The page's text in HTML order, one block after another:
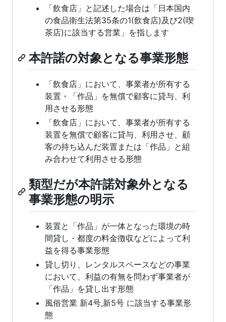
「飲食店」と記述した場合は「日本国内
の食品衛生法第35条の1(飲食店)及び2(喫
茶店)に該当する営業」を指します
本許諾の対象となる事業形態
「飲食店」において、事業者が所有する
装置・「作品」を無償で顧客に貸与、利
用させる形態
「飲食店」において、事業者が所有する
装置を無償で顧客に貸与、利用させ、顧
客の持ち込んだ装置または「作品」と組
み合わせて利用させる形態
類型だが本許諾対象外となる
事業形態の明示
装置と「作品」が一体となった環境の時
間貸し・都度の料金徴収などによって利
益を得る事業形態
貸し切り、レンタルスペースなどの事業
において、利益の有無を問わず事業者が
「作品」を貸し出す形態
風俗営業 新4号,新5号 に該当する事業形
態